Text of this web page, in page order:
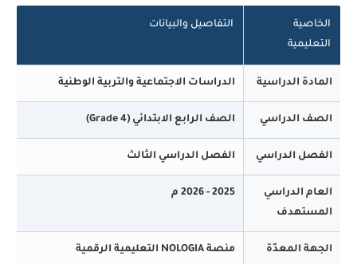
التفاصيل والبيانات
الدراسية الدراسات الاجتماعية والتربية الوطنية
الدراسي الصف الرابع الابتدائي (Grade 4)
الدراسي الفصل الدراسي الثالث
الدراسي
2025 - 2026 م
المعدّة
منصة NOLOGIA التعليمية الرقمية